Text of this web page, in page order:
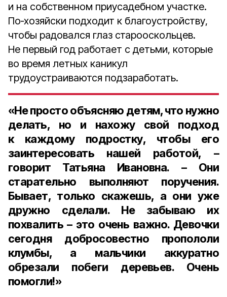
и на собственном приусадебном участке.
По‑хозяйски подходит к благоустройству,
чтобы радовался глаз старооскольцев.
Не первый год работает с детьми, которые
во время летных каникул
трудоустраиваются подзаработать.
«Не просто объясняю детям, что нужно
делать, но и нахожу свой подход
к каждому подростку, чтобы его
заинтересовать нашей работой, –
говорит Татьяна Ивановна. – Они
старательно выполняют поручения.
Бывает, только скажешь, а они уже
дружно сделали. Не забываю их
похвалить – это очень важно. Девочки
сегодня добросовестно пропололи
клумбы, а мальчики аккуратно
обрезали побеги деревьев. Очень
помогли!»